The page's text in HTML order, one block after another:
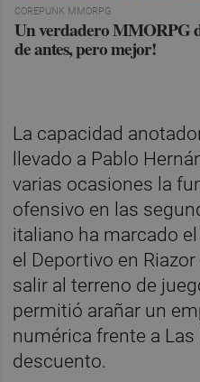
COREPUNK MMORPG
Un verdadero MMORPG
de antes, pero mejor!
La capacidad
llevado a Pablo
varias ocasiones la
ofensivo en las
italiano ha marcado
el Deportivo en
salir al terreno de
permitió arañar un
numérica frente a
descuento.